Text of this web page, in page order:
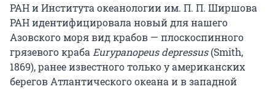
РАН и Института океанологии им. П. П. Ширшова
РАН идентифицировала новый для нашего
Азовского моря вид крабов — плоскоспинного
грязевого краба Eurypanopeus depressus(Smith,
1869), ранее известного только у американских
берегов Атлантического океана и в западной